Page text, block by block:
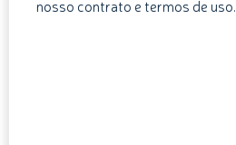
nosso contrato e termos de uso.